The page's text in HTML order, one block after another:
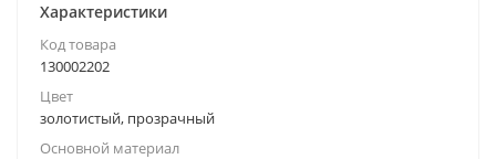
Характеристики
Код товара
130002202
Цвет
золотистый, прозрачный
Основной материал